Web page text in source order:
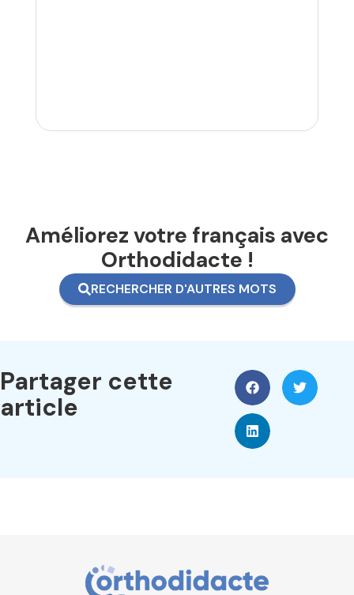
Améliorez votre français avec
Orthodidacte !
RECHERCHER D'AUTRES MOTS
Partager cette
article